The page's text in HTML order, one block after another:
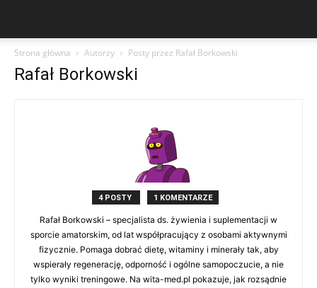
Strona główna Autorzy Posty przez Rafał Borkowski
Rafał Borkowski
4 POSTY 1 KOMENTARZE
Rafał Borkowski – specjalista ds. żywienia i suplementacji w
sporcie amatorskim, od lat współpracujący z osobami aktywnymi
fizycznie. Pomaga dobrać dietę, witaminy i minerały tak, aby
wspierały regenerację, odporność i ogólne samopoczucie, a nie
tylko wyniki treningowe. Na wita-med.pl pokazuje, jak rozsądnie